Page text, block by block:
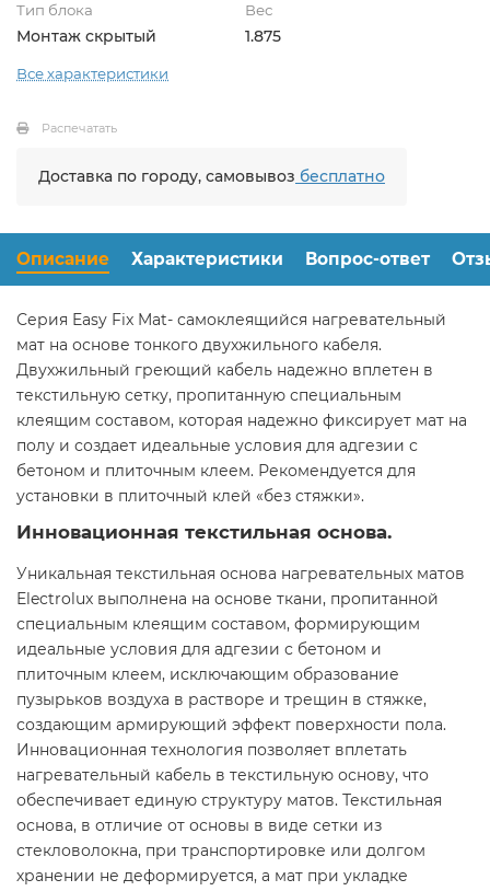
Тип блока
Монтаж скрытый
Вес
1.875
Все характеристики
Распечатать
Доставка по городу, самовывоз бесплатно
Описание Характеристики Вопрос-ответ
Серия Easy Fix Mat- самоклеящийся нагревательный
мат на основе тонкого двухжильного кабеля.
Двухжильный греющий кабель надежно вплетен в
текстильную сетку, пропитанную специальным
клеящим составом, которая надежно фиксирует мат на
полу и создает идеальные условия для адгезии с
бетоном и плиточным клеем. Рекомендуется для
установки в плиточный клей «без стяжки».
Инновационная текстильная основа.
Уникальная текстильная основа нагревательных матов
Electrolux выполнена на основе ткани, пропитанной
специальным клеящим составом, формирующим
идеальные условия для адгезии с бетоном и
плиточным клеем, исключающим образование
пузырьков воздуха в растворе и трещин в стяжке,
создающим армирующий эффект поверхности пола.
Инновационная технология позволяет вплетать
нагревательный кабель в текстильную основу, что
обеспечивает единую структуру матов. Текстильная
основа, в отличие от основы в виде сетки из
стекловолокна, при транспортировке или долгом
хранении не деформируется, а мат при укладке